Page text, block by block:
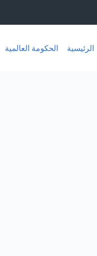
الرئيسية الحكومة العالمية